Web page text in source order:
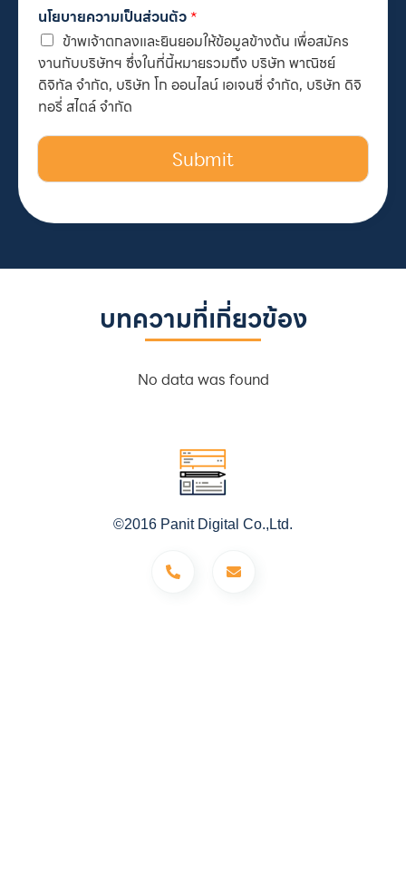
นโยบายความเป็นส่วนตัว *
ข้าพเจ้าตกลงและยินยอมให้ข้อมูลข้างต้น เพื่อสมัคร
งานกับบริษัทฯ ซึ่งในที่นี้หมายรวมถึง บริษัท พาณิชย์
ดิจิทัล จำกัด, บริษัท โก ออนไลน์ เอเจนซี่ จำกัด, บริษัท ดิจิ
ทอรี่ สไตล์ จำกัด
Submit
บทความที่เกี่ยวข้อง
No data was found
©2016 Panit Digital Co.,Ltd.